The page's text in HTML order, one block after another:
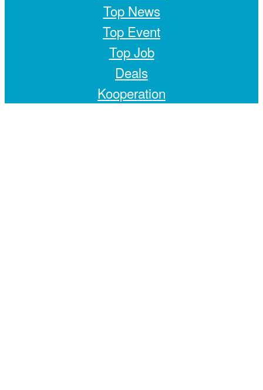
Top News
Top Event
Top Job
Deals
Kooperation